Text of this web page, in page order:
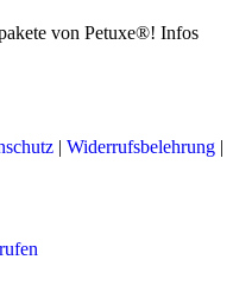
von Petuxe®! Infos
| Widerrufsbelehrung |